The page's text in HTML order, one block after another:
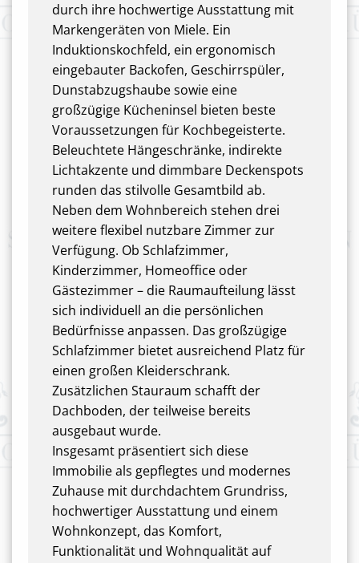
durch ihre hochwertige Ausstattung mit
Markengeräten von Miele. Ein
Induktionskochfeld, ein ergonomisch
eingebauter Backofen, Geschirrspüler,
Dunstabzugshaube sowie eine
großzügige Kücheninsel bieten beste
Voraussetzungen für Kochbegeisterte.
Beleuchtete Hängeschränke, indirekte
Lichtakzente und dimmbare Deckenspots
runden das stilvolle Gesamtbild ab.
Neben dem Wohnbereich stehen drei
weitere flexibel nutzbare Zimmer zur
Verfügung. Ob Schlafzimmer,
Kinderzimmer, Homeoffice oder
Gästezimmer – die Raumaufteilung lässt
sich individuell an die persönlichen
Bedürfnisse anpassen. Das großzügige
Schlafzimmer bietet ausreichend Platz für
einen großen Kleiderschrank.
Zusätzlichen Stauraum schafft der
Dachboden, der teilweise bereits
ausgebaut wurde.
Insgesamt präsentiert sich diese
Immobilie als gepflegtes und modernes
Zuhause mit durchdachtem Grundriss,
hochwertiger Ausstattung und einem
Wohnkonzept, das Komfort,
Funktionalität und Wohnqualität auf